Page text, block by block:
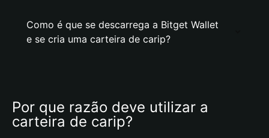
Como é que se descarrega a Bitget Wallet
e se cria uma carteira de carip?
Por que razão deve utilizar a
carteira de carip?